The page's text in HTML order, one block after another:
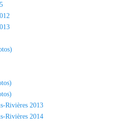
Rivières 2013
Rivières 2014